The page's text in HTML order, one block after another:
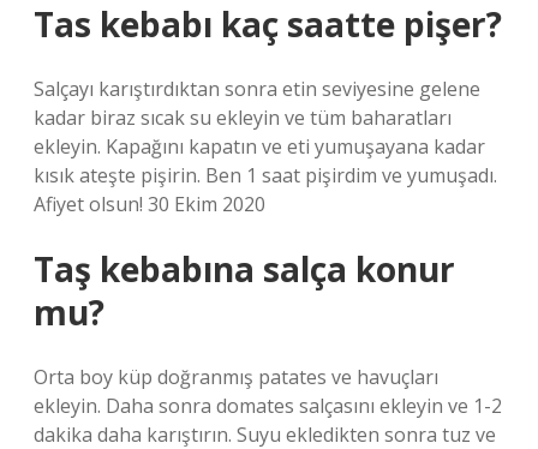
Tas kebabı kaç saatte pişer?
Salçayı karıştırdıktan sonra etin seviyesine gelene
kadar biraz sıcak su ekleyin ve tüm baharatları
ekleyin. Kapağını kapatın ve eti yumuşayana kadar
kısık ateşte pişirin. Ben 1 saat pişirdim ve yumuşadı.
Afiyet olsun! 30 Ekim 2020
Taş kebabına salça konur
mu?
Orta boy küp doğranmış patates ve havuçları
ekleyin. Daha sonra domates salçasını ekleyin ve 1-2
dakika daha karıştırın. Suyu ekledikten sonra tuz ve